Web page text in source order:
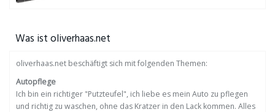
Was ist oliverhaas.net
oliverhaas.net beschäftigt sich mit folgenden Themen:
Autopflege
Ich bin ein richtiger "Putzteufel", ich liebe es mein Auto zu pflegen
und richtig zu waschen, ohne das Kratzer in den Lack kommen. Alles